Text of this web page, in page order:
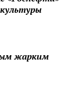
жарким